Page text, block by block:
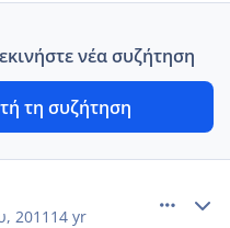
νέα συζήτηση
τη συζήτηση
2011 14 yr